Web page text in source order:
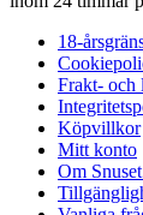
18-
Frakt- och
Köpvillkor
Mitt konto
Om